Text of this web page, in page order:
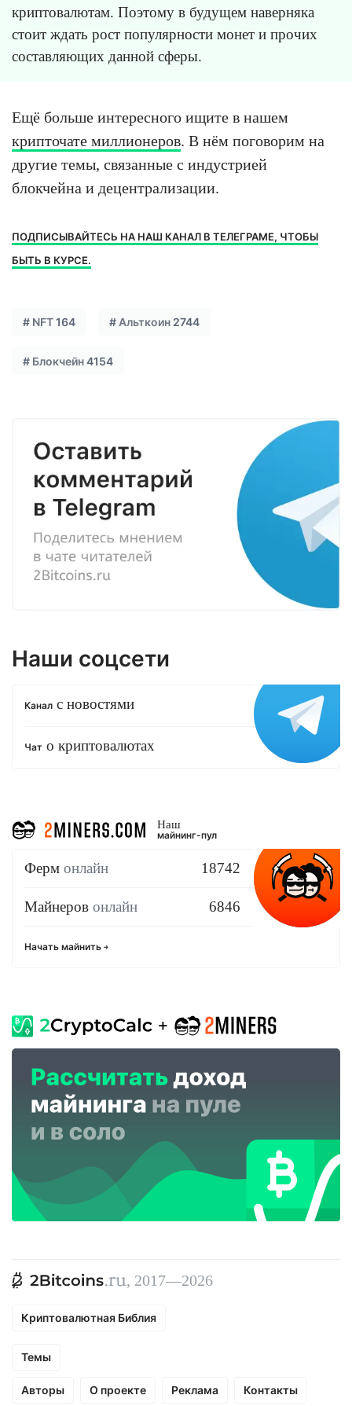
криптовалютам. Поэтому в будущем наверняка
стоит ждать рост популярности монет и прочих
составляющих данной сферы.
Ещё больше интересного ищите в нашем
крипточате миллионеров. В нём поговорим на
другие темы, связанные с индустрией
блокчейна и децентрализации.
ПОДПИСЫВАЙТЕСЬ НА НАШ КАНАЛ В ТЕЛЕГРАМЕ, ЧТОБЫ
БЫТЬ В КУРСЕ.
# NFT164 # Альткоин 2744
# Блокчейн4154
Наши соцсети
Канал с новостями
Чат о криптовалютах
Наш
майнинг-пул
Ферм онлайн 18742
Майнеров онлайн 6846
Начать майнить
, 2017—2026
Криптовалютная Библия
Темы
Авторы О проекте Реклама Контакты